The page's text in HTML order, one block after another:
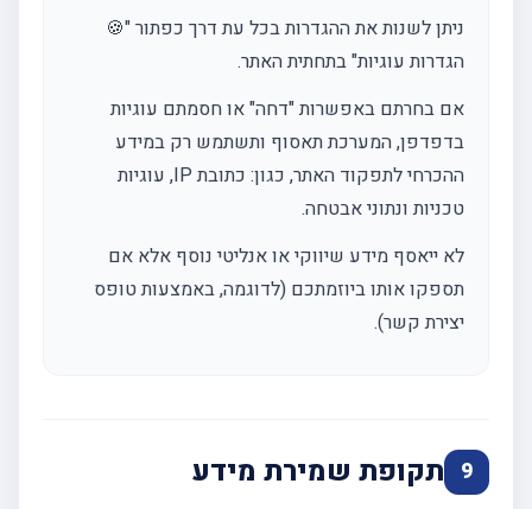
ניתן לשנות את ההגדרות בכל עת דרך כפתור "🍪
הגדרות עוגיות" בתחתית האתר.
אם בחרתם באפשרות "דחה" או חסמתם עוגיות
בדפדפן, המערכת תאסוף ותשתמש רק במידע
ההכרחי לתפקוד האתר, כגון: כתובת IP, עוגיות
טכניות ונתוני אבטחה.
לא ייאסף מידע שיווקי או אנליטי נוסף אלא אם
תספקו אותו ביוזמתכם (לדוגמה, באמצעות טופס
יצירת קשר).
9 תקופת שמירת מידע